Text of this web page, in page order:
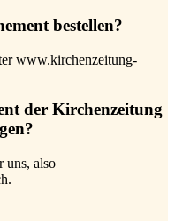
bestellen?
www.kirchenzeitung-
der Kirchenzeitung
uns, also